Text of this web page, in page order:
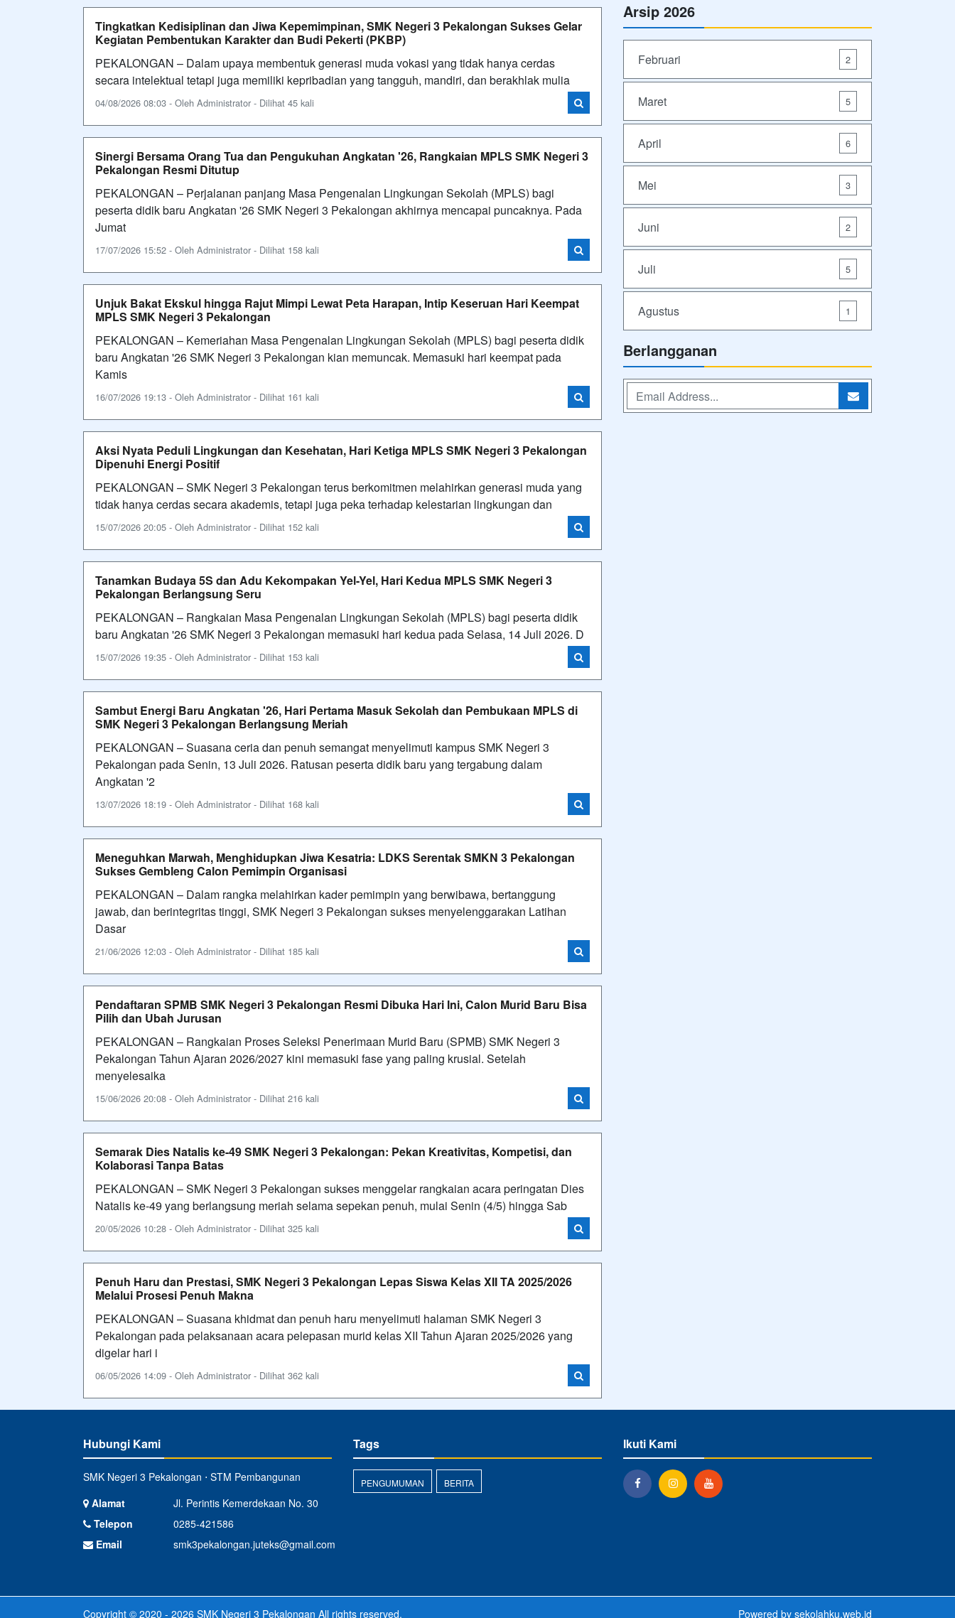
Tingkatkan Kedisiplinan dan Jiwa Kepemimpinan, SMK Negeri 3 Pekalongan Sukses Gelar
Kegiatan Pembentukan Karakter dan Budi Pekerti (PKBP)
PEKALONGAN – Dalam upaya membentuk generasi muda vokasi yang tidak hanya cerdas
secara intelektual tetapi juga memiliki kepribadian yang tangguh, mandiri, dan berakhlak mulia
04/08/2026 08:03 - Oleh Administrator - Dilihat 45 kali
Sinergi Bersama Orang Tua dan Pengukuhan Angkatan '26, Rangkaian MPLS SMK Negeri 3
Pekalongan Resmi Ditutup
PEKALONGAN – Perjalanan panjang Masa Pengenalan Lingkungan Sekolah (MPLS) bagi
peserta didik baru Angkatan '26 SMK Negeri 3 Pekalongan akhirnya mencapai puncaknya. Pada
Jumat
17/07/2026 15:52 - Oleh Administrator - Dilihat 158 kali
Unjuk Bakat Ekskul hingga Rajut Mimpi Lewat Peta Harapan, Intip Keseruan Hari Keempat
MPLS SMK Negeri 3 Pekalongan
PEKALONGAN – Kemeriahan Masa Pengenalan Lingkungan Sekolah (MPLS) bagi peserta didik
baru Angkatan '26 SMK Negeri 3 Pekalongan kian memuncak. Memasuki hari keempat pada
Kamis
16/07/2026 19:13 - Oleh Administrator - Dilihat 161 kali
Aksi Nyata Peduli Lingkungan dan Kesehatan, Hari Ketiga MPLS SMK Negeri 3 Pekalongan
Dipenuhi Energi Positif
PEKALONGAN – SMK Negeri 3 Pekalongan terus berkomitmen melahirkan generasi muda yang
tidak hanya cerdas secara akademis, tetapi juga peka terhadap kelestarian lingkungan dan
15/07/2026 20:05 - Oleh Administrator - Dilihat 152 kali
Tanamkan Budaya 5S dan Adu Kekompakan Yel-Yel, Hari Kedua MPLS SMK Negeri 3
Pekalongan Berlangsung Seru
PEKALONGAN – Rangkaian Masa Pengenalan Lingkungan Sekolah (MPLS) bagi peserta didik
baru Angkatan '26 SMK Negeri 3 Pekalongan memasuki hari kedua pada Selasa, 14 Juli 2026. D
15/07/2026 19:35 - Oleh Administrator - Dilihat 153 kali
Sambut Energi Baru Angkatan '26, Hari Pertama Masuk Sekolah dan Pembukaan MPLS di
SMK Negeri 3 Pekalongan Berlangsung Meriah
PEKALONGAN – Suasana ceria dan penuh semangat menyelimuti kampus SMK Negeri 3
Pekalongan pada Senin, 13 Juli 2026. Ratusan peserta didik baru yang tergabung dalam
Angkatan '2
13/07/2026 18:19 - Oleh Administrator - Dilihat 168 kali
Meneguhkan Marwah, Menghidupkan Jiwa Kesatria: LDKS Serentak SMKN 3 Pekalongan
Sukses Gembleng Calon Pemimpin Organisasi
PEKALONGAN – Dalam rangka melahirkan kader pemimpin yang berwibawa, bertanggung
jawab, dan berintegritas tinggi, SMK Negeri 3 Pekalongan sukses menyelenggarakan Latihan
Dasar
21/06/2026 12:03 - Oleh Administrator - Dilihat 185 kali
Pendaftaran SPMB SMK Negeri 3 Pekalongan Resmi Dibuka Hari Ini, Calon Murid Baru Bisa
Pilih dan Ubah Jurusan
PEKALONGAN – Rangkaian Proses Seleksi Penerimaan Murid Baru (SPMB) SMK Negeri 3
Pekalongan Tahun Ajaran 2026/2027 kini memasuki fase yang paling krusial. Setelah
menyelesaika
15/06/2026 20:08 - Oleh Administrator - Dilihat 216 kali
Semarak Dies Natalis ke-49 SMK Negeri 3 Pekalongan: Pekan Kreativitas, Kompetisi, dan
Kolaborasi Tanpa Batas
PEKALONGAN – SMK Negeri 3 Pekalongan sukses menggelar rangkaian acara peringatan Dies
Natalis ke-49 yang berlangsung meriah selama sepekan penuh, mulai Senin (4/5) hingga Sab
20/05/2026 10:28 - Oleh Administrator - Dilihat 325 kali
Penuh Haru dan Prestasi, SMK Negeri 3 Pekalongan Lepas Siswa Kelas XII TA 2025/2026
Melalui Prosesi Penuh Makna
PEKALONGAN – Suasana khidmat dan penuh haru menyelimuti halaman SMK Negeri 3
Pekalongan pada pelaksanaan acara pelepasan murid kelas XII Tahun Ajaran 2025/2026 yang
digelar hari i
06/05/2026 14:09 - Oleh Administrator - Dilihat 362 kali
Arsip 2026
Februari 2
Maret 5
April 6
Mei 3
Juni 2
Juli 5
Agustus 1
Berlangganan
Hubungi Kami
SMK Negeri 3 Pekalongan ⋅ STM Pembangunan
Alamat
Jl. Perintis Kemerdekaan No. 30
Telepon
0285-421586
Email
smk3pekalongan.juteks@gmail.com
Tags
PENGUMUMAN BERITA
Ikuti Kami
Copyright © 2020 - 2026 SMK Negeri 3 Pekalongan All rights reserved. Powered by sekolahku.web.id